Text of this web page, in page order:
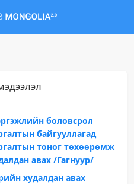
боловсрол
байгууллагад
тоног төхөөрөмж​
авах /Гагнуур/
худалдан авах